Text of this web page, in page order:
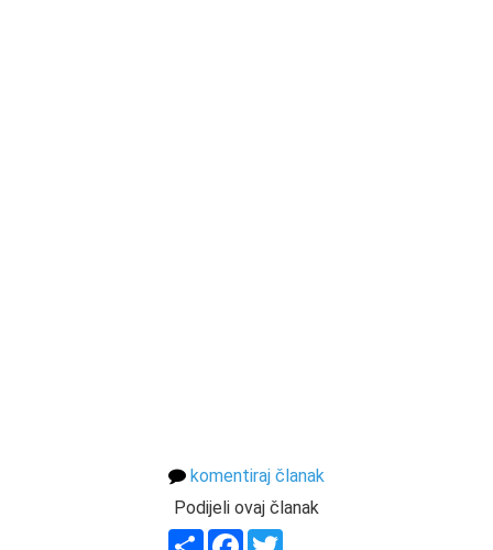
komentiraj članak
Podijeli ovaj članak
ShareFacebook